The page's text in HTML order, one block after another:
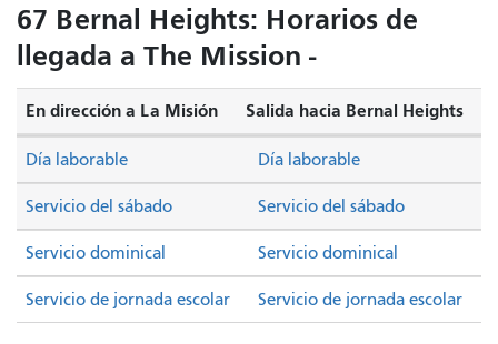
67 Bernal Heights: Horarios de
llegada a The Mission -
En dirección a La Misión Salida hacia Bernal Heights
Servicio del sábado Servicio del sábado
Servicio dominical Servicio dominical
Día laborable Día laborable
Servicio de jornada escolar Servicio de jornada escolar